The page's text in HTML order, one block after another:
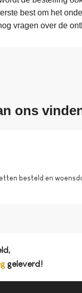
best om het
vragen over de
ons
besteld en
geleverd!